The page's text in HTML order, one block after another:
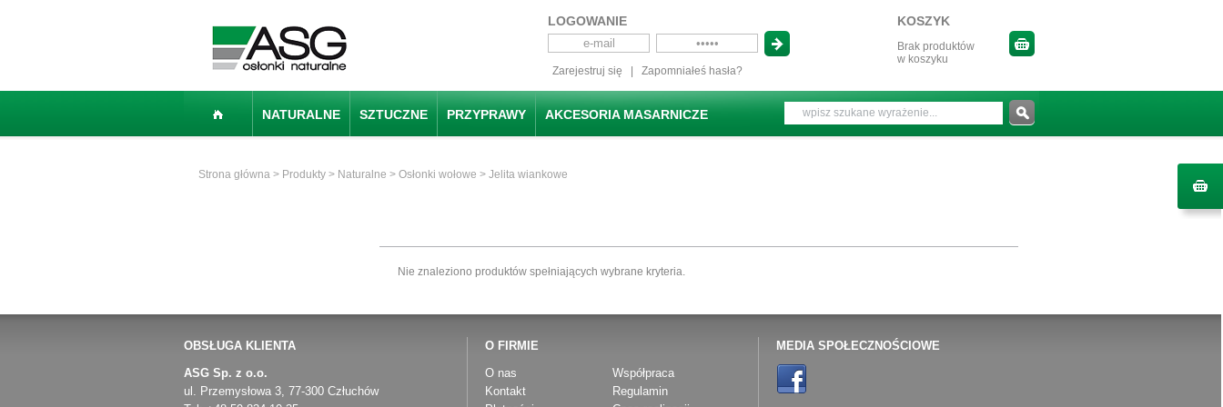
LOGOWANIE
Zarejestruj się Zapomniałeś hasła?
KOSZYK
Brak produktów
w koszyku
NATURALNE SZTUCZNE PRZYPRAWY AKCESORIA MASARNICZE
Strona główna > Produkty > Naturalne > Osłonki wołowe > Jelita wiankowe
Nie znaleziono produktów spełniających wybrane kryteria.
OBSŁUGA KLIENTA
ASG Sp. z o.o.
ul. Przemysłowa 3, 77-300 Człuchów
O FIRMIE
O nas
Współpraca
Kontakt
Regulamin
MEDIA SPOŁECZNOŚCIOWE